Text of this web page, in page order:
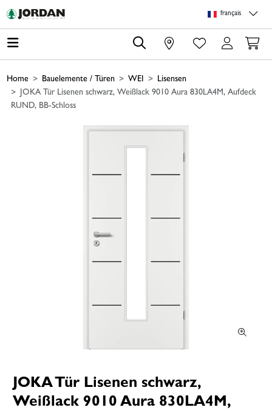
français
0
Home Bauelemente / Türen WEI
Lisensen
JOKA Tür Lisenen schwarz, Weißlack 9010 Aura 830LA4M, Aufdeck
RUND, BB-Schloss
JOKA Tür Lisenen schwarz,
Weißlack 9010 Aura 830LA4M,